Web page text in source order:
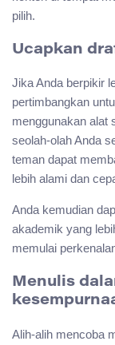
pilih.
Ucapkan
Jika Anda berpikir
pertimbangkan
menggunakan alat
seolah-olah Anda
teman dapat
lebih alami dan
Anda kemudian
akademik yang
memulai
Menulis
Alih-alih mencoba